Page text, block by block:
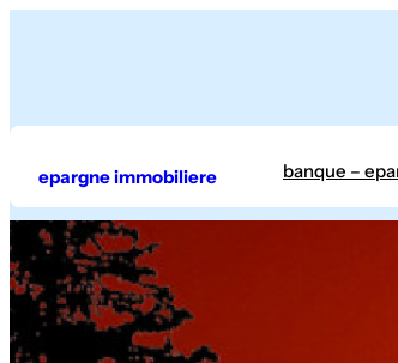
epargne immobiliere banque –